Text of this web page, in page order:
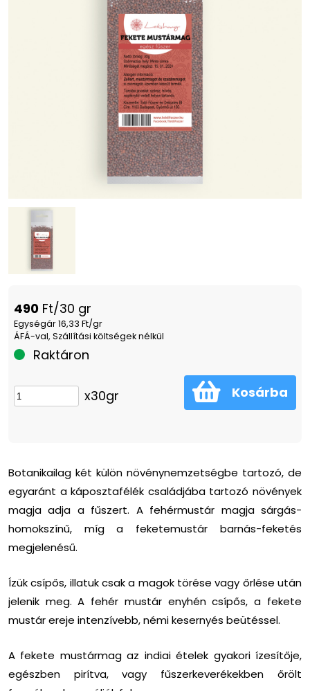
490 Ft/30 gr
Egységár 16,33 Ft/gr
ÁFÁ-val, Szállítási költségek nélkül
Raktáron
x30gr Kosárba
Botanikailag két külön növénynemzetségbe tartozó, de
egyaránt a káposztafélék családjába tartozó növények
magja adja a fűszert. A fehérmustár magja sárgás-
homokszínű, míg a feketemustár barnás-feketés
megjelenésű.
Ízük csípős, illatuk csak a magok törése vagy őrlése után
jelenik meg. A fehér mustár enyhén csípős, a fekete
mustár ereje intenzívebb, némi kesernyés beütéssel.
A fekete mustármag az indiai ételek gyakori ízesítője,
egészben pirítva, vagy fűszerkeverékekben őrölt